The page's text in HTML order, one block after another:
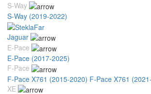
S-Way
S-Way (2019-2022)
Jaguar
E-Pace
E-Pace (2017-2025)
F-Pace
F-Pace X761 (2015-2020) F-Pace X761
XE